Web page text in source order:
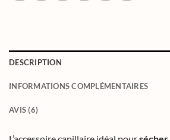
DESCRIPTION
INFORMATIONS COMPLÉMENTAIRES
AVIS (6)